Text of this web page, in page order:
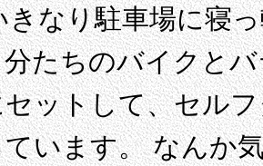
きなり駐車場に寝
たちのバイクと
ットして、セル
います。 なんか